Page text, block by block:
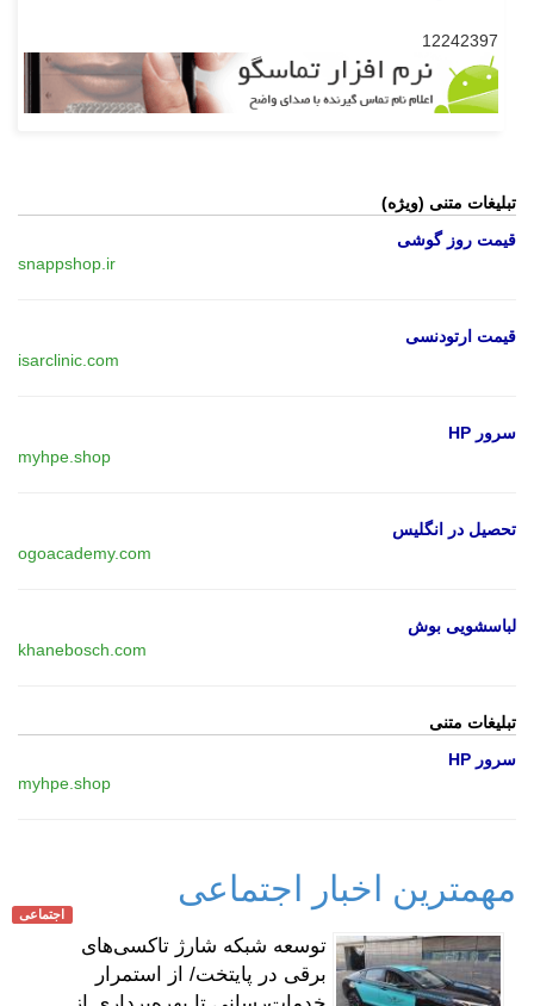
12242397
تبلیغات متنی (ویژه)
قیمت روز گوشی
snappshop.ir
قیمت ارتودنسی
isarclinic.com
سرور HP
myhpe.shop
تحصیل در انگلیس
ogoacademy.com
لباسشویی بوش
khanebosch.com
تبلیغات متنی
سرور HP
myhpe.shop
مهمترین اخبار اجتماعی
اجتماعی
توسعه شبکه شارژ تاکسی‌های
برقی در پایتخت/ از استمرار